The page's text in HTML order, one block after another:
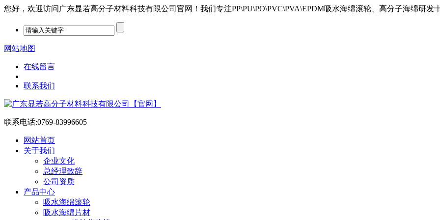
您好，欢迎访问广东显若高分子材料科技有限公司官网！我们专注PP\PU\PO\PVC\PVA\EPDM吸水海绵滚轮、高分子海绵研发
网站地图
在线留言
联系我们
联系电话:0769-83996605
网站首页
关于我们
企业文化
总经理致辞
公司资质
产品中心
吸水海绵滚轮
吸水海绵片材